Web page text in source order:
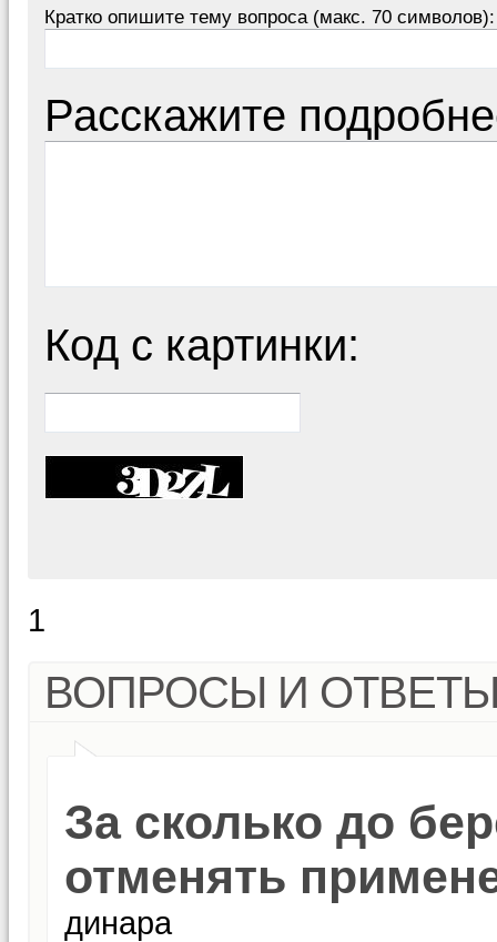
Кратко опишите тему вопроса (макс. 70 символов):
Расскажите
Код с картинки:
1
ВОПРОСЫ И
За сколько до
отменять
динара